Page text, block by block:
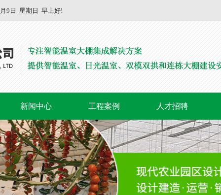
9日 星期日 早上好!
新闻中心 工程案例 人才招聘